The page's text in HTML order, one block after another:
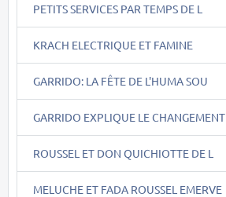
PETITS SERVICES PAR TEMPS DE L
KRACH ELECTRIQUE ET FAMINE
GARRIDO: LA FÊTE DE L'HUMA SOU
GARRIDO EXPLIQUE LE CHANGEMENT
ROUSSEL ET DON QUICHIOTTE DE L
MELUCHE ET FADA ROUSSEL EMERVE